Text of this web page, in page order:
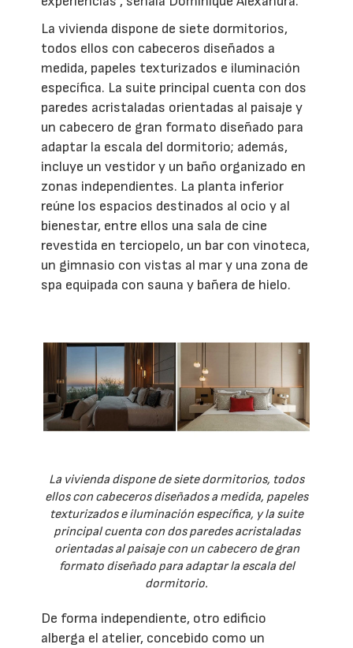
La vivienda dispone de siete dormitorios,
todos ellos con cabeceros diseñados a
medida, papeles texturizados e iluminación
específica. La suite principal cuenta con dos
paredes acristaladas orientadas al paisaje y
un cabecero de gran formato diseñado para
adaptar la escala del dormitorio; además,
incluye un vestidor y un baño organizado en
zonas independientes. La planta inferior
reúne los espacios destinados al ocio y al
bienestar, entre ellos una sala de cine
revestida en terciopelo, un bar con vinoteca,
un gimnasio con vistas al mar y una zona de
spa equipada con sauna y bañera de hielo.
La vivienda dispone de siete dormitorios, todos
ellos con cabeceros diseñados a medida, papeles
texturizados e iluminación específica, y la suite
principal cuenta con dos paredes acristaladas
orientadas al paisaje con un cabecero de gran
formato diseñado para adaptar la escala del
dormitorio.
De forma independiente, otro edificio
alberga el atelier, concebido como un